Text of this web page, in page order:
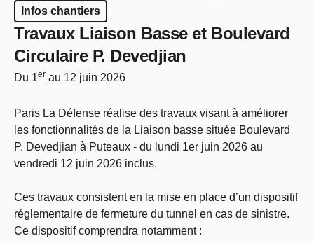
Infos chantiers
Travaux Liaison Basse et Boulevard
Circulaire P. Devedjian
Du 1er au 12 juin 2026
Paris La Défense réalise des travaux visant à améliorer
les fonctionnalités de la Liaison basse située Boulevard
P. Devedjian à Puteaux - du lundi 1er juin 2026 au
vendredi 12 juin 2026 inclus.
Ces travaux consistent en la mise en place d’un dispositif
réglementaire de fermeture du tunnel en cas de sinistre.
Ce dispositif comprendra notamment :